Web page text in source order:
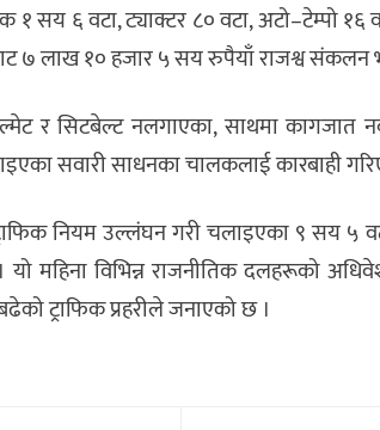
सय ६ वटा, ट्याक्टर ८० वटा, अटो–टेम्पो १६
७ लाख १० हजार ५ सय रुपैयाँ राजश्व संकलन
र सिटबेल्ट नलगाएका, साथमा कागजात
सवारी साधनका चालकलाई कारबाही
नियम उल्लंघन गरी चलाइएका ९ सय ५
महिना विभिन्न राजनीतिक दलहरूको
ट्राफिक प्रहरीले जनाएको छ ।